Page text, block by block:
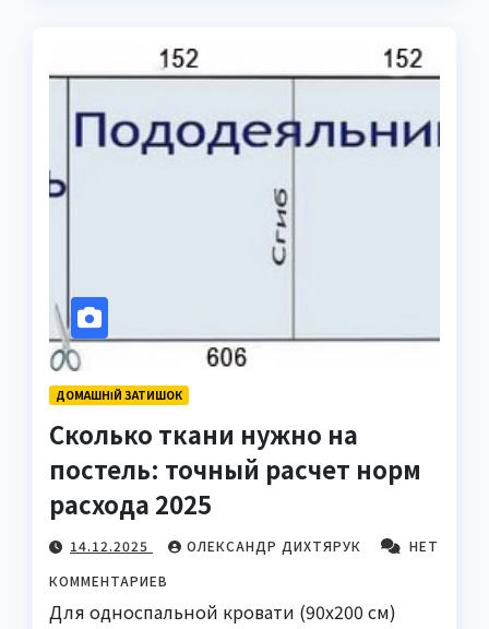
ДОМАШНІЙ ЗАТИШОК
Сколько ткани нужно на
постель: точный расчет норм
расхода 2025
14.12.2025 ОЛЕКСАНДР ДИХТЯРУК
НЕТ
КОММЕНТАРИЕВ
Для односпальной кровати (90x200 см)